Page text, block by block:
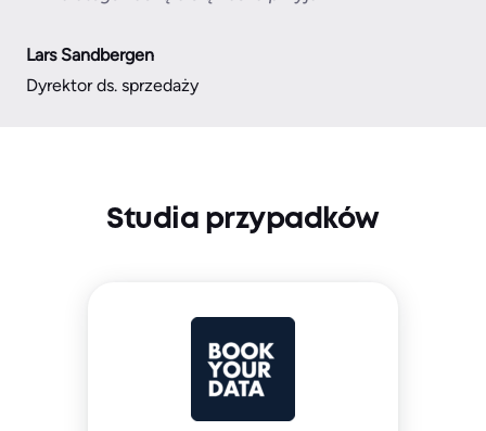
Lars Sandbergen
Dyrektor ds. sprzedaży
Studia przypadków